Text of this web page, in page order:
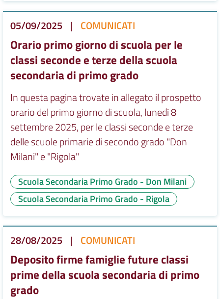
05/09/2025 | COMUNICATI
Orario primo giorno di scuola per le
classi seconde e terze della scuola
secondaria di primo grado
In questa pagina trovate in allegato il prospetto
orario del primo giorno di scuola, lunedì 8
settembre 2025, per le classi seconde e terze
delle scuole primarie di secondo grado "Don
Milani" e "Rigola"
Scuola Secondaria Primo Grado - Don Milani
Scuola Secondaria Primo Grado - Rigola
28/08/2025 | COMUNICATI
Deposito firme famiglie future classi
prime della scuola secondaria di primo
grado